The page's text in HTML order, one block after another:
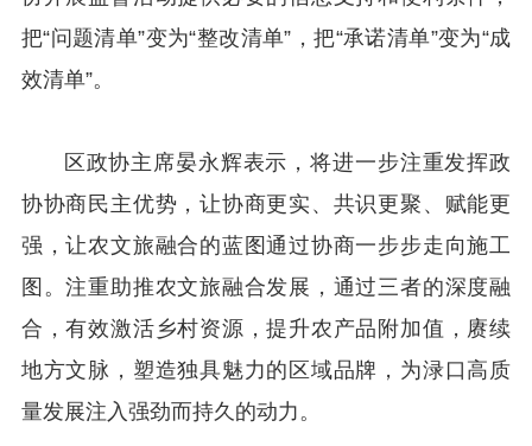
把“问题清单”变为“整改清单”，把“承诺清单”变为“成
效清单”。
区政协主席晏永辉表示，将进一步注重发挥政
协协商民主优势，让协商更实、共识更聚、赋能更
强，让农文旅融合的蓝图通过协商一步步走向施工
图。注重助推农文旅融合发展，通过三者的深度融
合，有效激活乡村资源，提升农产品附加值，赓续
地方文脉，塑造独具魅力的区域品牌，为渌口高质
量发展注入强劲而持久的动力。